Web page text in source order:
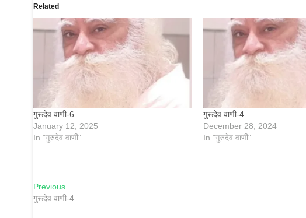
Related
गुरूदेव वाणी-6
January 12, 2025
In "गुरुदेव वाणी"
गुरूदेव वाणी-4
December 28, 2024
In "गुरुदेव वाणी"
Previous
गुरूदेव वाणी-4